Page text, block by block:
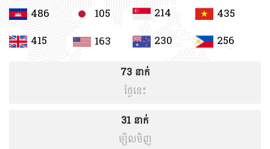
ព្រឹត្តិការណ៍បន្តបន្ទាប់
ពិធី​បេីកសន្និសីទរួម​ស្តីពី​កម្មសិទ្ធិ​បញ្ញា​ ក...
ពិធី​បេីកសន្និសីទរួម​ស្តីពី​កម្មសិទ្ធិ​បញ្ញា​ ក្រោមប្រធាន​បទ​ ការ​ទទួល​ស្គាល់​សុពលភាព​ប្រកាសនីយបត្រ​តក្ក
486
105 214
435
415
163 230 256
73 នាក់
ថ្ងែនេះ
31 នាក់
ម្សិលមិញ